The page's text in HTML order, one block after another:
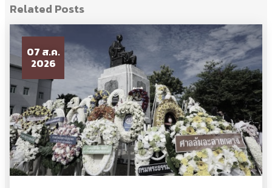
Related Posts
07 ส.ค.
2026